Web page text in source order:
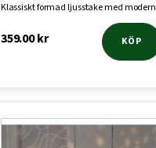
Klassiskt formad ljusstake med modern
359.00kr KÖP